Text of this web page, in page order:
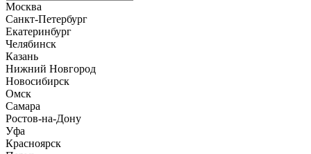
Москва
Санкт-Петербург
Екатеринбург
Челябинск
Казань
Нижний Новгород
Новосибирск
Омск
Самара
Ростов-на-Дону
Уфа
Красноярск